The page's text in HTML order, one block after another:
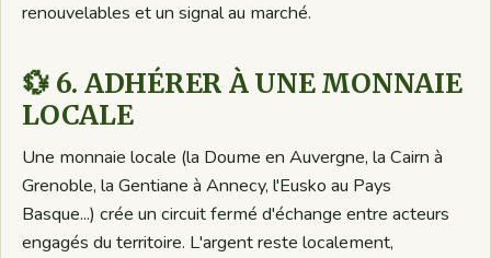
renouvelables et un signal au marché.
💱 6. ADHÉRER À UNE MONNAIE
LOCALE
Une monnaie locale (la Doume en Auvergne, la Cairn à
Grenoble, la Gentiane à Annecy, l'Eusko au Pays
Basque...) crée un circuit fermé d'échange entre acteurs
engagés du territoire. L'argent reste localement,